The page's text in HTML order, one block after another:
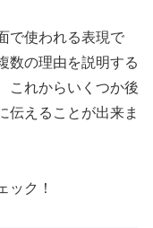
で使われる表現で
数の理由を説明する
これからいくつか後
伝えることが出来ま
ック！